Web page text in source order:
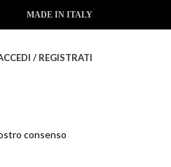
MADE IN ITALY
/ REGISTRATI
consenso